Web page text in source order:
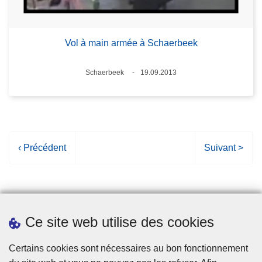
Ce site web utilise des cookies
Certains cookies sont nécessaires au bon fonctionnement
Vol à main armée à Schaerbeek
Lieux
Schaerbeek
19.09.2013
P
e
r
c
‹ Précédent
P
e
u
v
Suivant >
Statistiques